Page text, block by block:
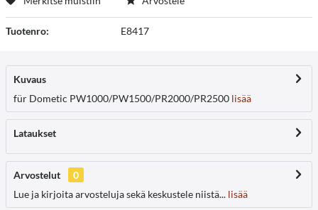
Tuotenro: E8417
Kuvaus
für Dometic PW1000/PW1500/PR2000/PR2500 lisää
Lataukset
Arvostelut
0
Lue ja kirjoita arvosteluja sekä keskustele niistä... lisää